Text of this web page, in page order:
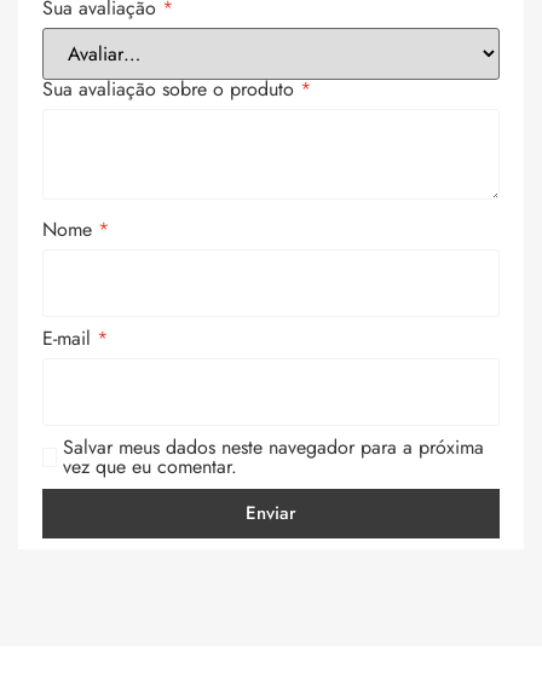
Sua avaliação *
Sua avaliação sobre o produto*
Nome *
E-mail *
Salvar meus dados neste navegador para a próxima
vez que eu comentar.